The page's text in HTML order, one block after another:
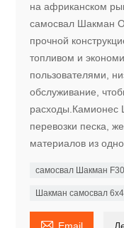
на африканском
самосвал Шакман
прочной
топливом и
пользователями,
обслуживание,
расходы.Камионес
перевозки песка,
материалов из
самосвал Шакман
Шакман самосвал 6x4
